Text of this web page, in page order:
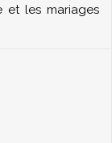
et les mariages